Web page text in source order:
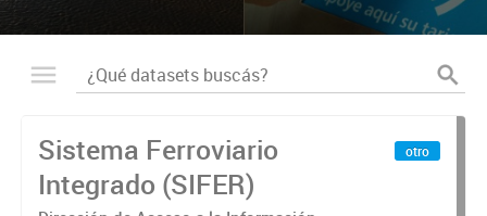
Sistema Ferroviario
Integrado (SIFER)
otro